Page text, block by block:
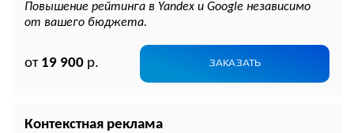
Повышение рейтинга в Yandex и Google независимо
от вашего бюджета.
от 19 900 р. ЗАКАЗАТЬ
Контекстная реклама